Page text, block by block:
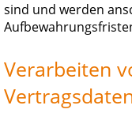
sind und werden
Verarbeiten